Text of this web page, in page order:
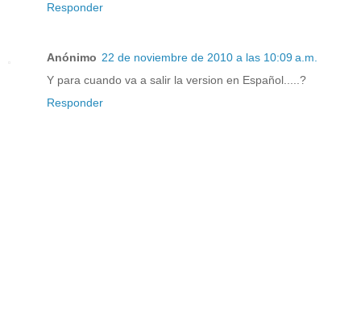
Responder
Anónimo 22 de noviembre de 2010 a las 10:09 a.m.
Y para cuando va a salir la version en Español.....?
Responder